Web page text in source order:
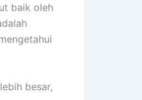
baik oleh
besar,